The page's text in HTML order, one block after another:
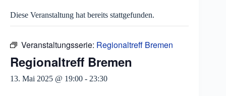
Diese Veranstaltung hat bereits stattgefunden.
Veranstaltungsserie: Regionaltreff Bremen
Regionaltreff Bremen
13. Mai 2025 @ 19:00 - 23:30